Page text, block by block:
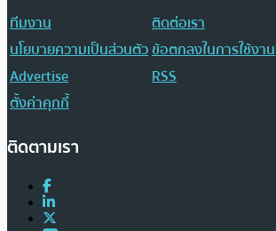
ทีมงาน
ติดต่อเรา
นโยบายความเป็นส่วนตัวข้อตกลงในการใช้งาน
Advertise
RSS
ตั้งค่าคุกกี้
ติดตามเรา